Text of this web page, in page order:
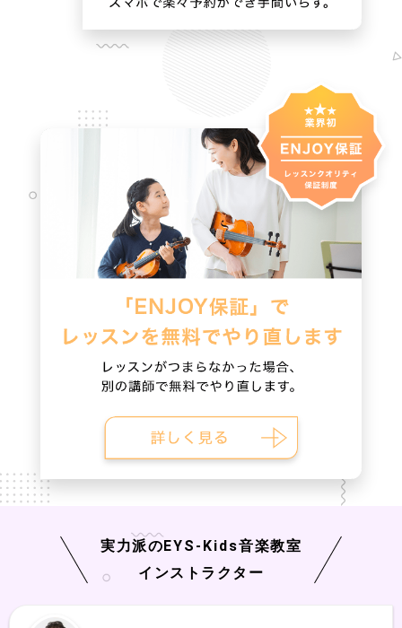
実力派のEYS-Kids音楽教室
インストラクター